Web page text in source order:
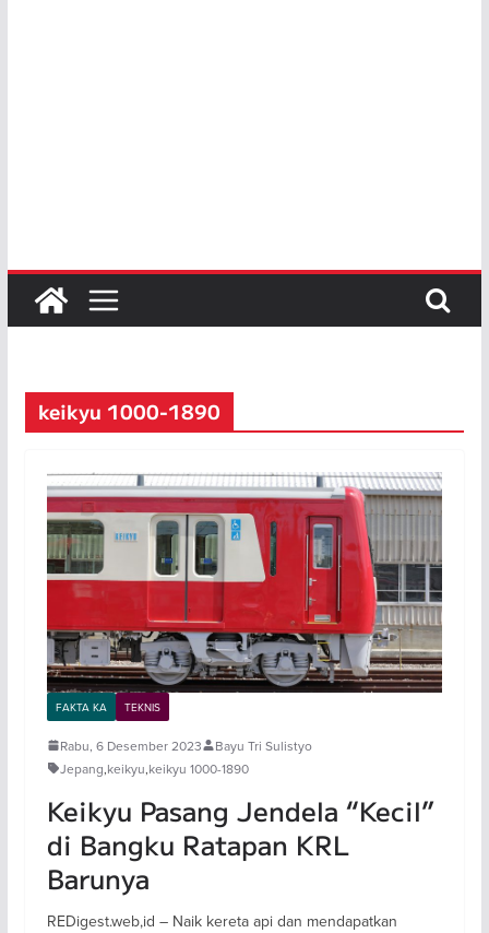
keikyu 1000-1890
FAKTA KA TEKNIS
Rabu, 6 Desember 2023
Bayu Tri Sulistyo
Jepang,keikyu,keikyu 1000-1890
Keikyu Pasang Jendela “Kecil”
di Bangku Ratapan KRL
Barunya
REDigest.web,id – Naik kereta api dan mendapatkan